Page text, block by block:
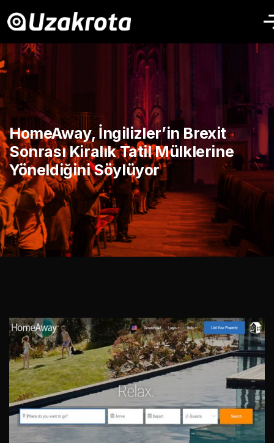
HomeAway, İngilizler’in Brexit
Sonrası Kiralık Tatil Mülklerine
Yöneldiğini Söylüyor